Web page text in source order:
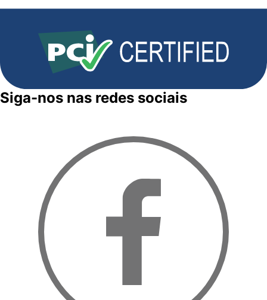
Siga-nos nas redes sociais